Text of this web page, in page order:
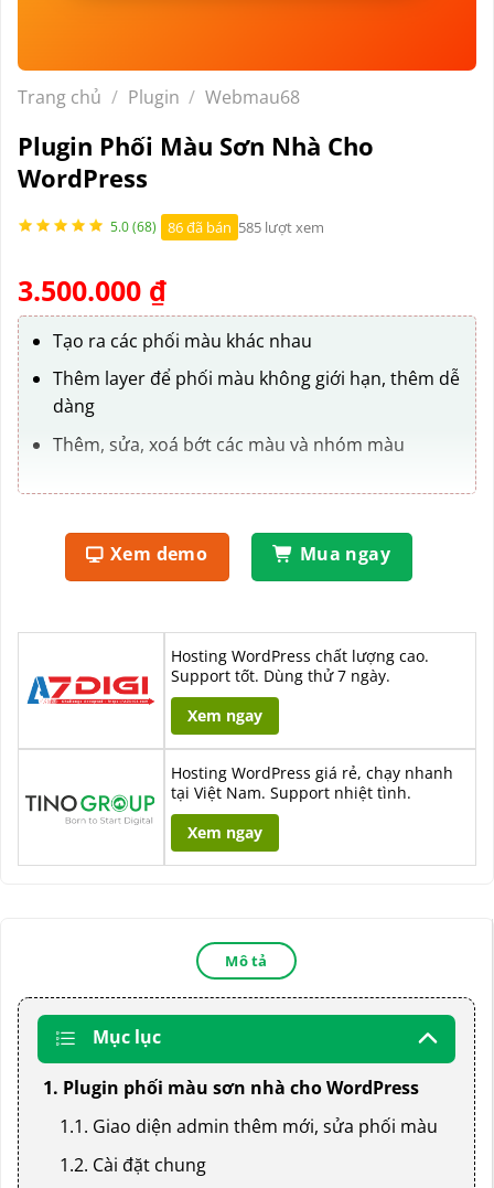
Trang chủ / Plugin / Webmau68
Plugin Phối Màu Sơn Nhà Cho
WordPress
5.0 (68) 86 đã bán 585 lượt xem
3.500.000 ₫
Tạo ra các phối màu khác nhau
Thêm layer để phối màu không giới hạn, thêm dễ
dàng
Thêm, sửa, xoá bớt các màu và nhóm màu
Xem demo Mua ngay
Hosting WordPress chất lượng cao.
Support tốt. Dùng thử 7 ngày.
Xem ngay
Hosting WordPress giá rẻ, chạy nhanh
tại Việt Nam. Support nhiệt tình.
Xem ngay
Mô tả
Mục lục
1. Plugin phối màu sơn nhà cho WordPress
1.1. Giao diện admin thêm mới, sửa phối màu
1.2. Cài đặt chung